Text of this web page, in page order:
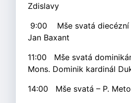
Zdislavy
9:00 Mše svatá diecézní
Jan Baxant
11:00 Mše svatá
Mons. Dominik kardinál
14:00 Mše svatá – P.